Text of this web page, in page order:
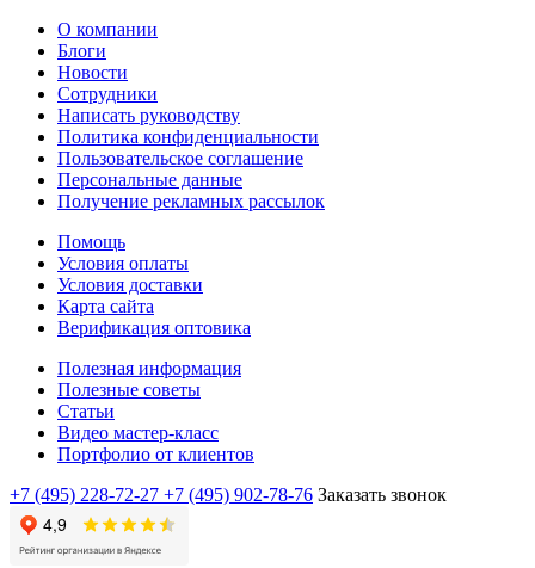
О компании
Блоги
Новости
Сотрудники
Написать руководству
Политика конфиденциальности
Пользовательское соглашение
Персональные данные
Получение рекламных рассылок
Помощь
Условия оплаты
Условия доставки
Карта сайта
Верификация оптовика
Полезная информация
Полезные советы
Статьи
Видео мастер-класс
Портфолио от клиентов
+7 (495) 228-72-27 +7 (495) 902-78-76 Заказать звонок